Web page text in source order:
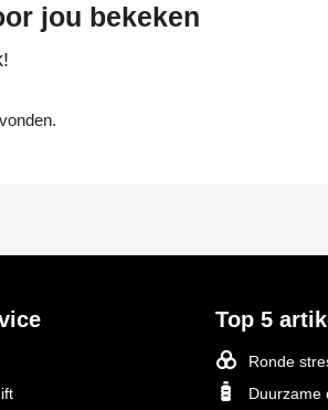
jou bekeken
Top 5
Ronde
Duurzame